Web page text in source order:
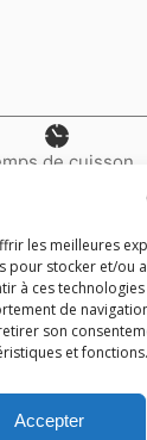
les meilleures
pour stocker et/ou
à ces
de
son
et fonctions.
Accepter
de cuisson